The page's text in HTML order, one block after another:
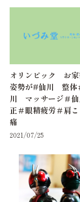
オリンピック お家
姿勢が#仙川 整体
川 マッサージ＃
正＃眼精疲労＃肩
痛
2021/07/25